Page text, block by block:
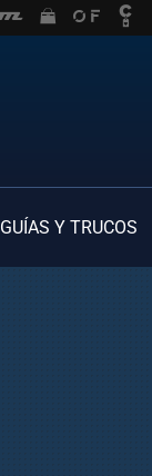
GUÍAS Y TRUCOS